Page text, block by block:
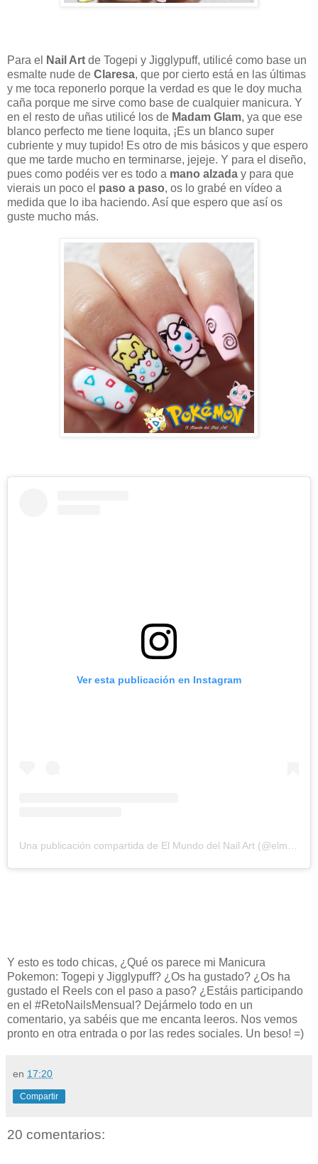
Para el Nail Art de Togepi y Jigglypuff, utilicé como base un
esmalte nude de Claresa, que por cierto está en las últimas
y me toca reponerlo porque la verdad es que le doy mucha
caña porque me sirve como base de cualquier manicura. Y
en el resto de uñas utilicé los de Madam Glam, ya que ese
blanco perfecto me tiene loquita, ¡Es un blanco super
cubriente y muy tupido! Es otro de mis básicos y que espero
que me tarde mucho en terminarse, jejeje. Y para el diseño,
pues como podéis ver es todo a mano alzada y para que
vierais un poco el paso a paso, os lo grabé en vídeo a
medida que lo iba haciendo. Así que espero que así os
guste mucho más.
Ver esta publicación en Instagram
Y esto es todo chicas, ¿Qué os parece mi Manicura
Pokemon: Togepi y Jigglypuff? ¿Os ha gustado? ¿Os ha
gustado el Reels con el paso a paso? ¿Estáis participando
en el #RetoNailsMensual? Dejármelo todo en un
comentario, ya sabéis que me encanta leeros. Nos vemos
pronto en otra entrada o por las redes sociales. Un beso! =)
en 17:20
Compartir
20 comentarios: